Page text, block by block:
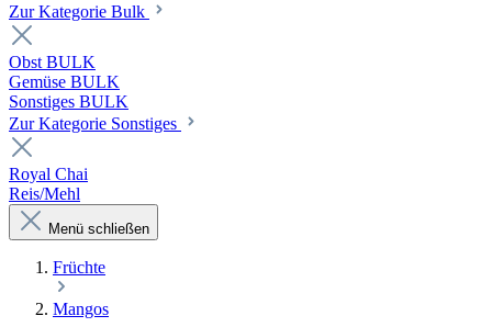
Zur Kategorie Bulk
Obst BULK
Gemüse BULK
Sonstiges BULK
Zur Kategorie Sonstiges
Royal Chai
Reis/Mehl
Menü schließen
Früchte
Mangos